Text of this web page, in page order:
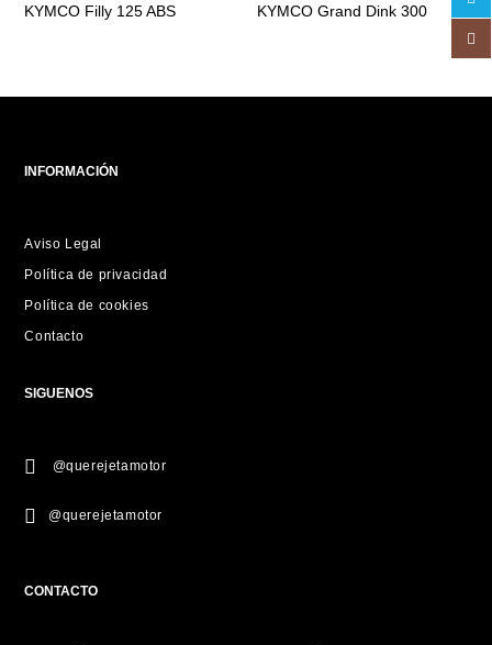
KYMCO Filly 125 ABS KYMCO Grand Dink 300
INFORMACIÓN
Aviso Legal
Política de privacidad
Política de cookies
Contacto
SIGUENOS
@querejetamotor
@querejetamotor
CONTACTO